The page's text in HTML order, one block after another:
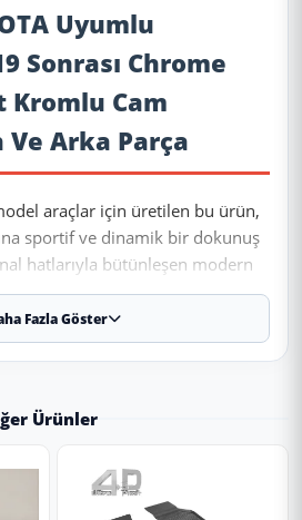
Uyumlu
Sonrası Chrome
Kromlu Cam
Ve Arka Parça
araçlar için üretilen bu ürün,
sportif ve dinamik bir dokunuş
hatlarıyla bütünleşen modern
ve Avantajları
sonrası tüm model yıllarına
teyit almanızı öneririz.
ve uzun ömürlü malzeme.
Fazla Göster
Ürünler